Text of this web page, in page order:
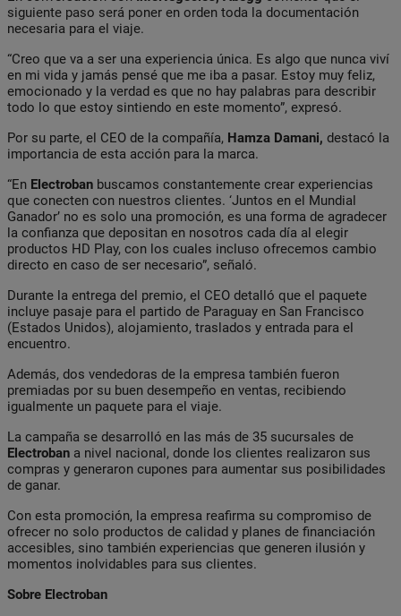
siguiente paso será poner en orden toda la documentación
necesaria para el viaje.
“Creo que va a ser una experiencia única. Es algo que nunca viví
en mi vida y jamás pensé que me iba a pasar. Estoy muy feliz,
emocionado y la verdad es que no hay palabras para describir
todo lo que estoy sintiendo en este momento”, expresó.
Por su parte, el CEO de la compañía, Hamza Damani, destacó la
importancia de esta acción para la marca.
“En Electroban buscamos constantemente crear experiencias
que conecten con nuestros clientes. ‘Juntos en el Mundial
Ganador’ no es solo una promoción, es una forma de agradecer
la confianza que depositan en nosotros cada día al elegir
productos HD Play, con los cuales incluso ofrecemos cambio
directo en caso de ser necesario”, señaló.
Durante la entrega del premio, el CEO detalló que el paquete
incluye pasaje para el partido de Paraguay en San Francisco
(Estados Unidos), alojamiento, traslados y entrada para el
encuentro.
Además, dos vendedoras de la empresa también fueron
premiadas por su buen desempeño en ventas, recibiendo
igualmente un paquete para el viaje.
La campaña se desarrolló en las más de 35 sucursales de
Electroban a nivel nacional, donde los clientes realizaron sus
compras y generaron cupones para aumentar sus posibilidades
de ganar.
Con esta promoción, la empresa reafirma su compromiso de
ofrecer no solo productos de calidad y planes de financiación
accesibles, sino también experiencias que generen ilusión y
momentos inolvidables para sus clientes.
Sobre Electroban